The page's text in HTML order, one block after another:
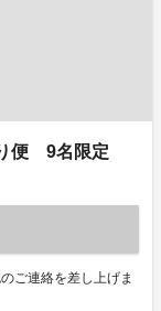
便 9名限定
ご連絡を差し上げま